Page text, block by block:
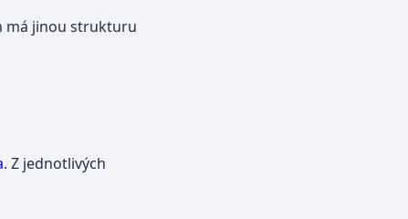
má jinou strukturu
. Z jednotlivých